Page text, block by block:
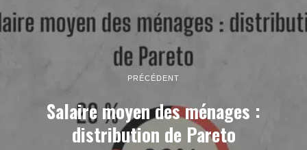
PRÉCÉDENT
Salaire moyen des ménages :
distribution de Pareto